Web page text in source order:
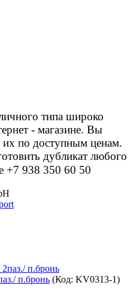
типа широко
- магазине. Вы
их по доступным ценам.
дубликат любого
+7 938 350 60 50
п.бронь (Код: KV0313-1)